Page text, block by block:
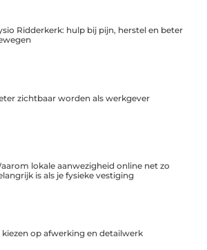
Ridderkerk: hulp bij pijn, herstel en beter
zichtbaar worden als werkgever
lokale aanwezigheid online net zo
is als je fysieke vestiging
kiezen op afwerking en detailwerk